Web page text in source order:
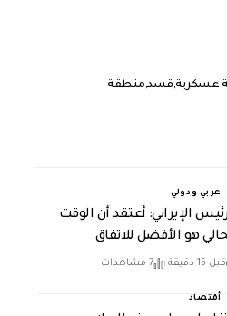
عسكرية قسد منطقة
عربي ودولي
الإيراني: أعتقد أن الوقت
هو الأفضل للاتفاق
قبل 15 دقيقة 7 مشاهدات
أقتصاد